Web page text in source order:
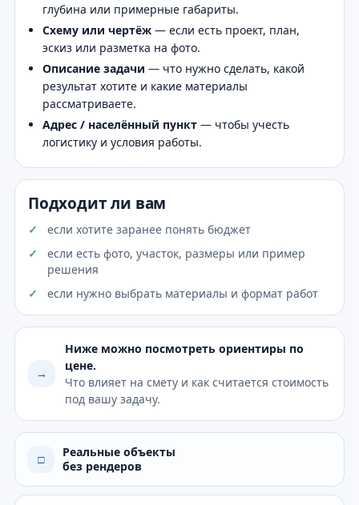
глубина или примерные габариты.
Схему или чертёж — если есть проект, план,
эскиз или разметка на фото.
Описание задачи — что нужно сделать, какой
результат хотите и какие материалы
рассматриваете.
Адрес / населённый пункт — чтобы учесть
логистику и условия работы.
Подходит ли вам
если хотите заранее понять бюджет
если есть фото, участок, размеры или пример
решения
если нужно выбрать материалы и формат работ
→
Ниже можно посмотреть ориентиры по
цене.
Что влияет на смету и как считается стоимость
под вашу задачу.
□
Реальные объекты
без рендеров